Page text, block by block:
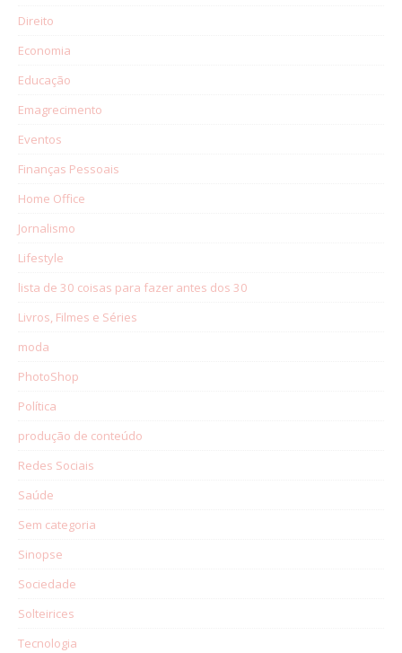
Direito
Economia
Educação
Emagrecimento
Eventos
Finanças Pessoais
Home Office
Jornalismo
Lifestyle
lista de 30 coisas para fazer antes dos 30
Livros, Filmes e Séries
moda
PhotoShop
Política
produção de conteúdo
Redes Sociais
Saúde
Sem categoria
Sinopse
Sociedade
Solteirices
Tecnologia